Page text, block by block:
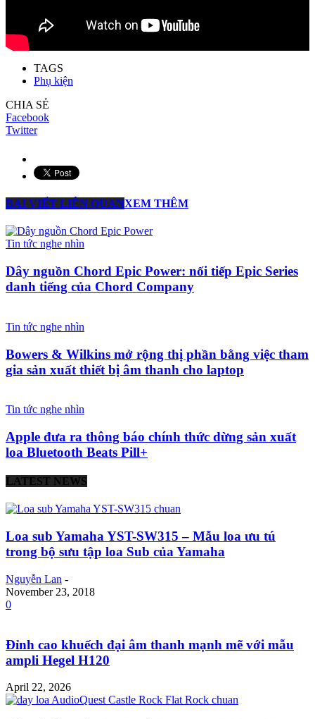
TAGS
Phụ kiện
CHIA SẺ
Facebook
Twitter
BÀI VIẾT LIÊN QUANXEM THÊM
Tin tức nghe nhìn
Dây nguồn Chord Epic Power: nối tiếp Epic Series
danh tiếng của Chord Company
Tin tức nghe nhìn
Bowers & Wilkins mở rộng thị phần bằng việc tham
gia sản xuất thiết bị âm thanh cho laptop
Tin tức nghe nhìn
Apple đưa ra thông báo chính thức dừng sản xuất
loa Bluetooth Beats Pill+
LATEST NEWS
Loa sub Yamaha YST-SW315 – Mẫu loa ưu tú
trong bộ sưu tập loa Sub của Yamaha
Nguyễn Lan -
November 23, 2018
0
Đỉnh cao khuếch đại âm thanh mạnh mẽ với mẫu
ampli Hegel H120
April 22, 2026